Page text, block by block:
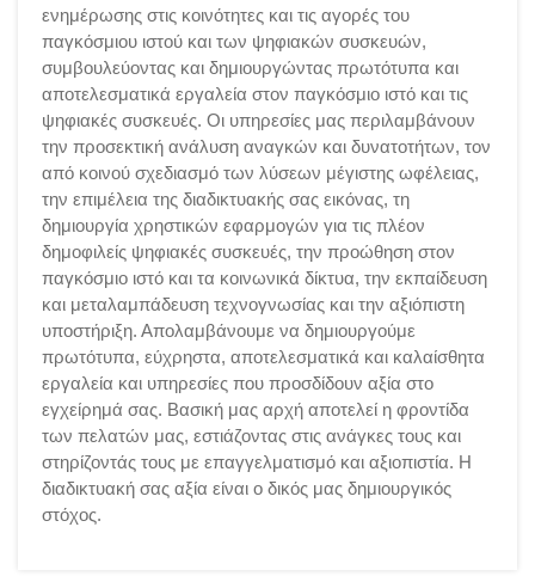
ενημέρωσης στις κοινότητες και τις αγορές του
παγκόσμιου ιστού και των ψηφιακών συσκευών,
συμβουλεύοντας και δημιουργώντας πρωτότυπα και
αποτελεσματικά εργαλεία στον παγκόσμιο ιστό και τις
ψηφιακές συσκευές. Οι υπηρεσίες μας περιλαμβάνουν
την προσεκτική ανάλυση αναγκών και δυνατοτήτων, τον
από κοινού σχεδιασμό των λύσεων μέγιστης ωφέλειας,
την επιμέλεια της διαδικτυακής σας εικόνας, τη
δημιουργία χρηστικών εφαρμογών για τις πλέον
δημοφιλείς ψηφιακές συσκευές, την προώθηση στον
παγκόσμιο ιστό και τα κοινωνικά δίκτυα, την εκπαίδευση
και μεταλαμπάδευση τεχνογνωσίας και την αξιόπιστη
υποστήριξη. Απολαμβάνουμε να δημιουργούμε
πρωτότυπα, εύχρηστα, αποτελεσματικά και καλαίσθητα
εργαλεία και υπηρεσίες που προσδίδουν αξία στο
εγχείρημά σας. Βασική μας αρχή αποτελεί η φροντίδα
των πελατών μας, εστιάζοντας στις ανάγκες τους και
στηρίζοντάς τους με επαγγελματισμό και αξιοπιστία. Η
διαδικτυακή σας αξία είναι ο δικός μας δημιουργικός
στόχος.